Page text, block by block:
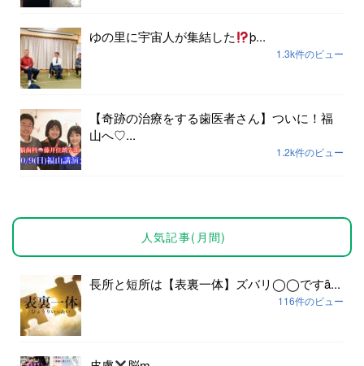
ゆの里に宇宙人が集結した þ...
1.3k件のビュー
【奇跡の治療をする歯医者さん】ついに！福
山へ♡...
1.2k件のビュー
人気記事(月間)
長所と短所は【表裏一体】ズバリ◯◯ですȃ...
116件のビュー